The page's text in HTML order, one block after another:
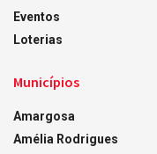
Eventos
Loterias
Municípios
Amargosa
Amélia Rodrigues